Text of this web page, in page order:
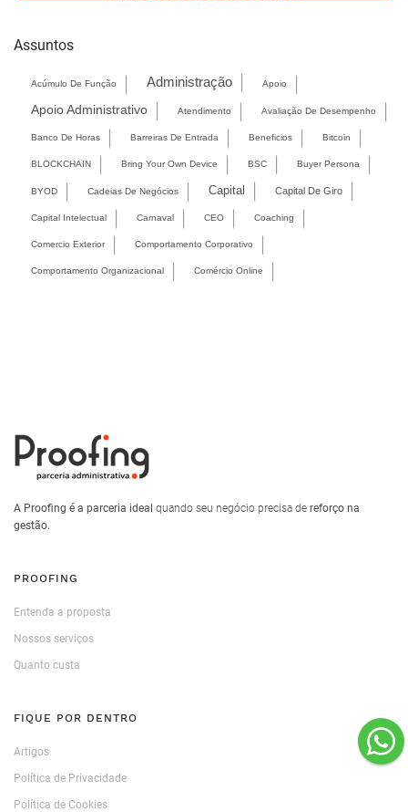
Assuntos
Acúmulo De Função Administração Apoio
Apoio Administrativo Atendimento Avaliação De Desempenho
Banco De Horas Barreiras De Entrada Beneficios Bitcoin
BLOCKCHAIN Bring Your Own Device BSC Buyer Persona
BYOD Cadeias De Negócios Capital Capital De Giro
Capital Intelectual Carnaval CEO Coaching
Comercio Exterior Comportamento Corporativo
Comportamento Organizacional Comércio Online
A Proofing é a parceria ideal quando seu negócio precisa de reforço na
gestão.
PROOFING
Entenda a proposta
Nossos serviços
Quanto custa
FIQUE POR DENTRO
Artigos
Política de Privacidade
Política de Cookies